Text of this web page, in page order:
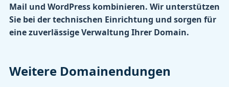
Mail und WordPress kombinieren. Wir unterstützen
Sie bei der technischen Einrichtung und sorgen für
eine zuverlässige Verwaltung Ihrer Domain.
Weitere Domainendungen